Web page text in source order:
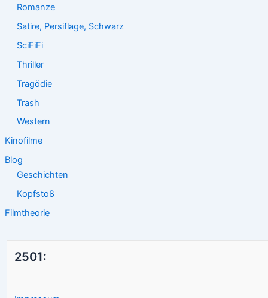
Romanze
Satire, Persiflage, Schwarz
SciFiFi
Thriller
Tragödie
Trash
Western
Kinofilme
Blog
Geschichten
Kopfstoß
Filmtheorie
2501: